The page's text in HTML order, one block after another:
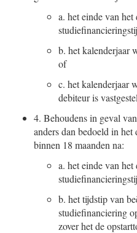
a. het einde van het
b. het kalenderjaar
of
c. het kalenderjaar
debiteur is
4. Behoudens in geval
anders dan bedoeld in het
binnen 18 maanden na:
a. het einde van het
b. het tijdstip van
studiefinanciering
zover het de